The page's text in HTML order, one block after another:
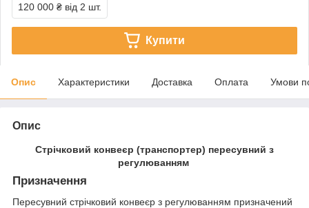
120 000 ₴ від 2 шт.
Купити
Опис Характеристики Доставка Оплата Умови
Опис
Стрічковий конвеєр (транспортер) пересувний з
регулюванням
Призначення
Пересувний стрічковий конвеєр з регулюванням призначений